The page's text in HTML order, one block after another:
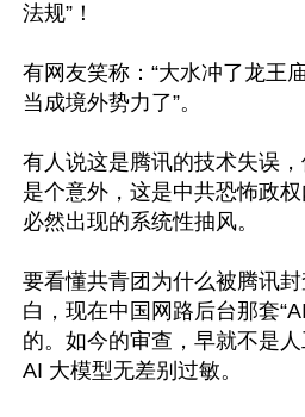
法规”！
有网友笑称：“大水冲了龙王
当成境外势力了”。
有人说这是腾讯的技术失误
是个意外，这是中共恐怖政权
必然出现的系统性抽风。
要看懂共青团为什么被腾讯
白，现在中国网路后台那套
的。如今的审查，早就不是
AI 大模型无差别过敏。